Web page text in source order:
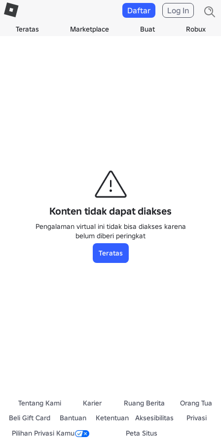
Teratas Marketplace Buat Robux
Daftar Log In
Konten tidak dapat diakses
Pengalaman virtual ini tidak bisa diakses karena
belum diberi peringkat
Teratas
Tentang Kami Karier Ruang Berita
Orang Tua
Beli Gift Card
Bantuan Ketentuan Aksesibilitas
Privasi
Pilihan Privasi Kamu
Peta Situs